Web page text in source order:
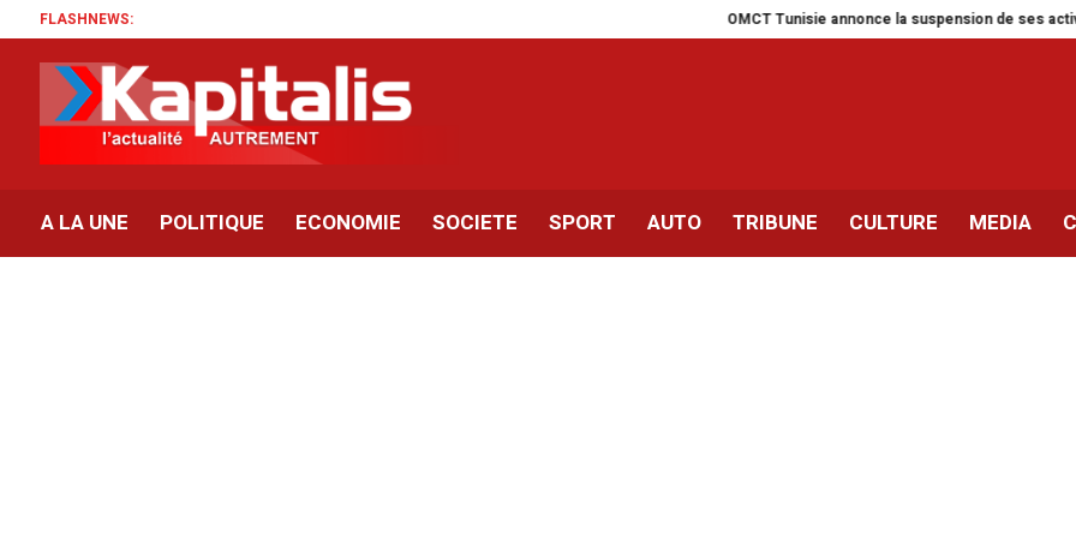
FLASHNEWS: OMCT Tunisie annonce la suspension de ses activités pour un
A LA UNE POLITIQUE ECONOMIE SOCIETE SPORT AUTO TRIBUNE CULTURE MEDIA